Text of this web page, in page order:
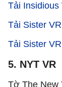
Tải Insidious
Tải Sister
Tải Sister
5. NYT VR
Tờ The New